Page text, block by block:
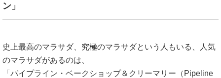
ン」
史上最高のマラサダ、究極のマラサダという人もいる、人気
のマラサダがあるのは、
「パイプライン・ベークショップ＆クリーマリー（Pipeline